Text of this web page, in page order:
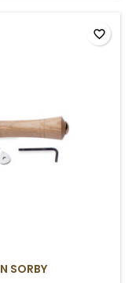
SORBY
favorite_border